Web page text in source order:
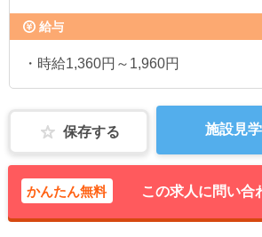
給与
・時給1,360円～1,960円
保存する 施設見
かんたん無料 この求人に問い合